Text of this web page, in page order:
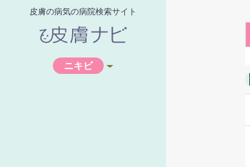
皮膚の病気の病院検索サイト
ニキビ